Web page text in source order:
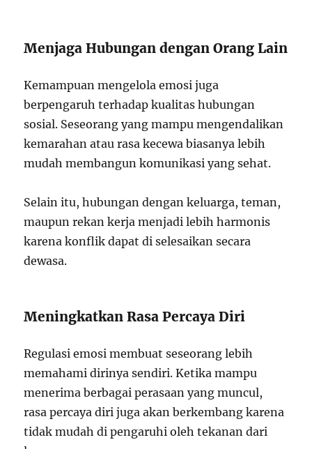
Menjaga Hubungan dengan Orang Lain
Kemampuan mengelola emosi juga
berpengaruh terhadap kualitas hubungan
sosial. Seseorang yang mampu mengendalikan
kemarahan atau rasa kecewa biasanya lebih
mudah membangun komunikasi yang sehat.
Selain itu, hubungan dengan keluarga, teman,
maupun rekan kerja menjadi lebih harmonis
karena konflik dapat di selesaikan secara
dewasa.
Meningkatkan Rasa Percaya Diri
Regulasi emosi membuat seseorang lebih
memahami dirinya sendiri. Ketika mampu
menerima berbagai perasaan yang muncul,
rasa percaya diri juga akan berkembang karena
tidak mudah di pengaruhi oleh tekanan dari